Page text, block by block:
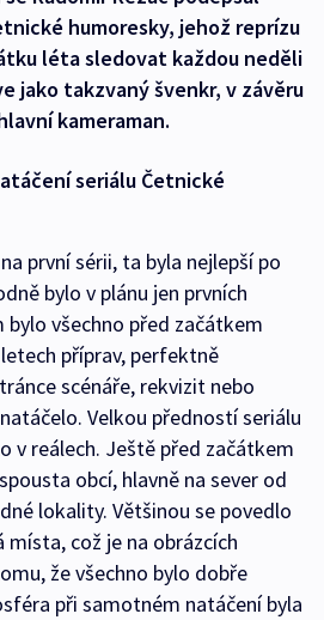
humoresky, jehož reprízu
léta sledovat každou neděli
jako takzvaný švenkr, v závěru
kameraman.
seriálu Četnické
první sérii, ta byla nejlepší po
bylo v plánu jen prvních
všechno před začátkem
příprav, perfektně
scénáře, rekvizit nebo
Velkou předností seriálu
v reálech. Ještě před začátkem
obcí, hlavně na sever od
lokality. Většinou se povedlo
což je na obrázcích
že všechno bylo dobře
při samotném natáčení byla